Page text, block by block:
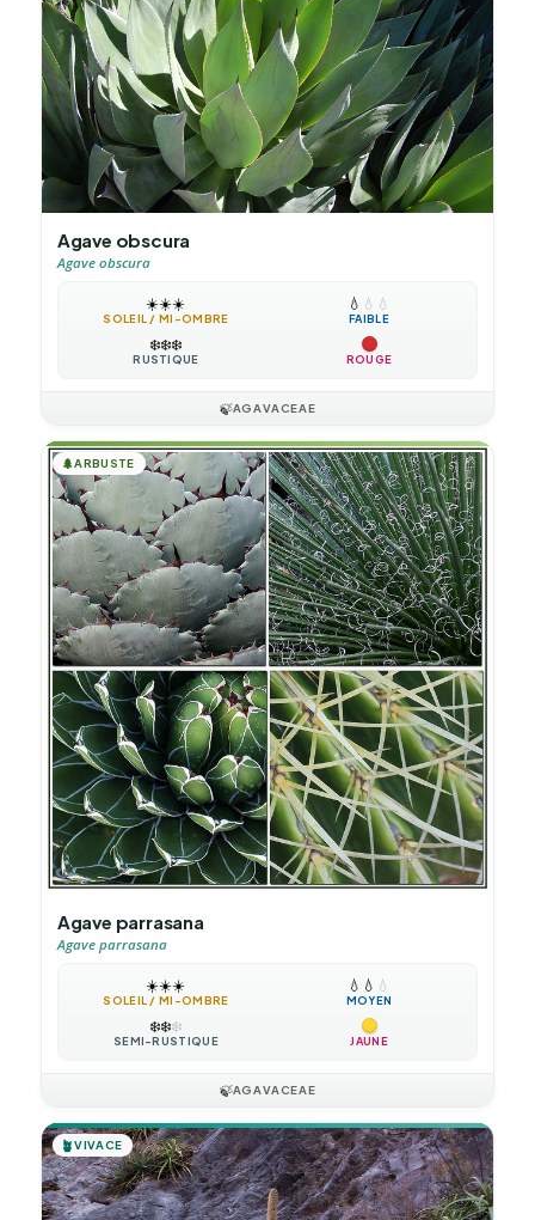
Agave obscura
Agave obscura
☀️☀️☀️
SOLEIL / MI-OMBRE
💧 💧 💧
FAIBLE
❄️❄️❄️
RUSTIQUE ROUGE
🍃AGAVACEAE
🌲ARBUSTE
Agave parrasana
Agave parrasana
☀️☀️☀️
SOLEIL / MI-OMBRE
💧 💧 💧
MOYEN
❄️❄️❄️
SEMI-RUSTIQUE JAUNE
🍃AGAVACEAE
🪴VIVACE